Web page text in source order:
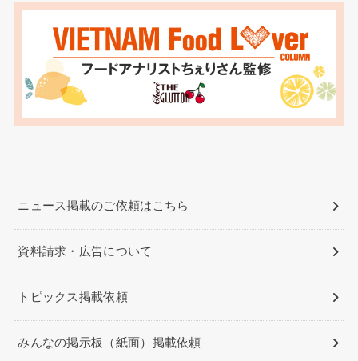
ニュース掲載のご依頼はこちら
資料請求・広告について
トピックス掲載依頼
みんなの掲示板（紙面）掲載依頼